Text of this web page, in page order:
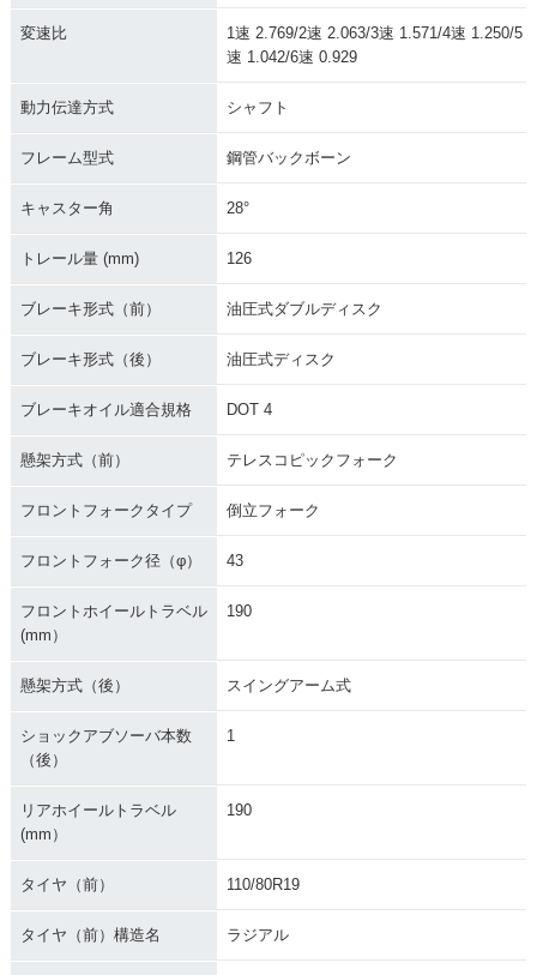
変速比
1速 2.769/2速 2.063/3速 1.571/4速 1.250/5
速 1.042/6速 0.929
動力伝達方式 シャフト
フレーム型式 鋼管バックボーン
キャスター角 28°
トレール量 (mm) 126
ブレーキ形式（前） 油圧式ダブルディスク
ブレーキ形式（後） 油圧式ディスク
ブレーキオイル適合規格 DOT 4
懸架方式（前） テレスコピックフォーク
フロントフォークタイプ 倒立フォーク
フロントフォーク径（φ） 43
フロントホイールトラベル
(mm）
190
懸架方式（後） スイングアーム式
ショックアブソーバ本数
（後）
1
リアホイールトラベル
(mm）
190
タイヤ（前） 110/80R19
タイヤ（前）構造名 ラジアル